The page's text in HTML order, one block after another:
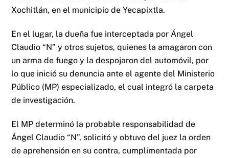
Xochitlán, en el municipio de Yecapixtla.
En el lugar, la dueña fue interceptada por Ángel
Claudio “N” y otros sujetos, quienes la amagaron con
un arma de fuego y la despojaron del automóvil, por
lo que inició su denuncia ante el agente del Ministerio
Público (MP) especializado, el cual integró la carpeta
de investigación.
El MP determinó la probable responsabilidad de
Ángel Claudio “N”, solicitó y obtuvo del juez la orden
de aprehensión en su contra, cumplimentada por